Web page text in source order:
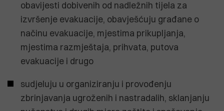
obavijesti dobivenih od nadležnih tijela za
izvršenje evakuacije, obavješćuju građane o
načinu evakuacije, mjestima prikupljanja,
mjestima razmještaja, prihvata, putova
evakuacije i drugo
sudjeluju u organiziranju i provođenju
zbrinjavanja ugroženih i nastradalih, sklanjanju